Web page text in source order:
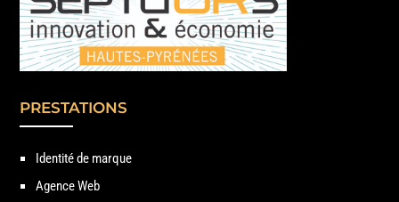
PRESTATIONS
Identité de marque
Agence Web